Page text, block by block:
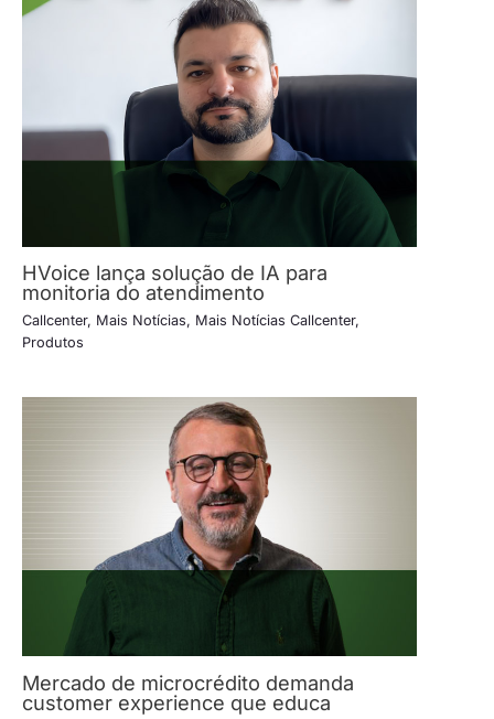
HVoice lança solução de IA para
monitoria do atendimento
Callcenter, Mais Notícias, Mais Notícias Callcenter,
Produtos
Mercado de microcrédito demanda
customer experience que educa